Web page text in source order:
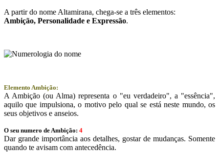
A partir do nome Altamirana, chega-se a três elementos:
Ambição, Personalidade e Expressão.
Elemento Ambição:
A Ambição (ou Alma) representa o "eu verdadeiro", a "essência",
aquilo que impulsiona, o motivo pelo qual se está neste mundo, os
seus objetivos e anseios.
O seu numero de Ambição: 4
Dar grande importância aos detalhes, gostar de mudanças. Somente
quando te avisam com antecedência.